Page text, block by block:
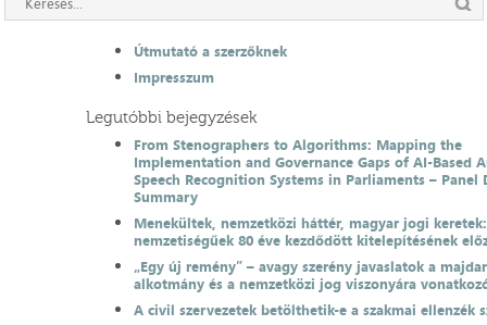
Útmutató a szerzőknek
Impresszum
Legutóbbi bejegyzések
From Stenographers to Algorithms: Mapping the
Implementation and Governance Gaps of AI-Based
Speech Recognition Systems in Parliaments – Panel
Summary
Menekültek, nemzetközi háttér, magyar jogi
nemzetiségűek 80 éve kezdődött kitelepítésének
„Egy új remény” – avagy szerény javaslatok a
alkotmány és a nemzetközi jog viszonyára
A civil szervezetek betölthetik-e a szakmai ellenzék